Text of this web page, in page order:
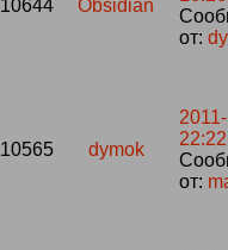
10644 Obsidian
от:
10565 dymok
22:22
от: